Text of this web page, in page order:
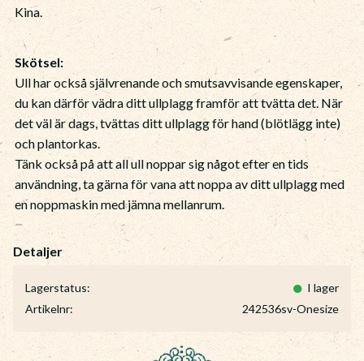
Lagerstatus
I lager
Artikelnr
242536sv-Onesize
Kina.
Skötsel:
Ull har också självrenande och smutsavvisande egenskaper,
du kan därför vädra ditt ullplagg framför att tvätta det. När
det väl är dags, tvättas ditt ullplagg för hand (blötlägg inte)
och plantorkas.
Tänk också på att all ull noppar sig något efter en tids
användning, ta gärna för vana att noppa av ditt ullplagg med
en noppmaskin med jämna mellanrum.